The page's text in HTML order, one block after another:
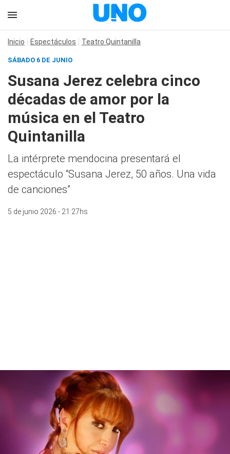
Inicio Espectáculos Teatro Quintanilla
SÁBADO 6 DE JUNIO
Susana Jerez celebra cinco
décadas de amor por la
música en el Teatro
Quintanilla
La intérprete mendocina presentará el
espectáculo “Susana Jerez, 50 años. Una vida
de canciones”
5 de junio 2026 - 21:27hs